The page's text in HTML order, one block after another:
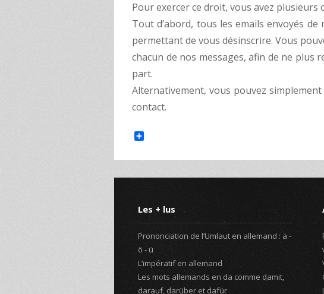
Pour exercer ce droit, vous avez plusieurs
Tout d’abord, tous les emails envoyés
permettant de vous désinscrire. Vous
chacun de nos messages, afin de ne plus
part.
Alternativement, vous pouvez
contact.
Les + lus
Prononciation de l’Umlaut en allemand : ä -
ö - ü
L’impératif en allemand
Les mots allemands en da comme damit,
darauf, darüber et dafür